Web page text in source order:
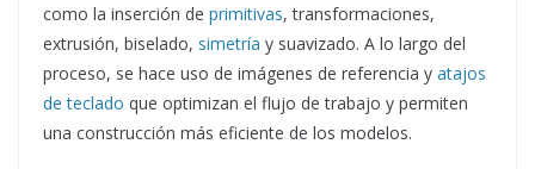
como la inserción de primitivas, transformaciones,
extrusión, biselado, simetría y suavizado. A lo largo del
proceso, se hace uso de imágenes de referencia y atajos
de teclado que optimizan el flujo de trabajo y permiten
una construcción más eficiente de los modelos.